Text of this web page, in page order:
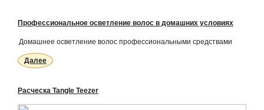
Профессиональное осветление волос в домашних условиях
Домашнее осветление волос профессиональными средствами
Далее
Расческа Tangle Teezer